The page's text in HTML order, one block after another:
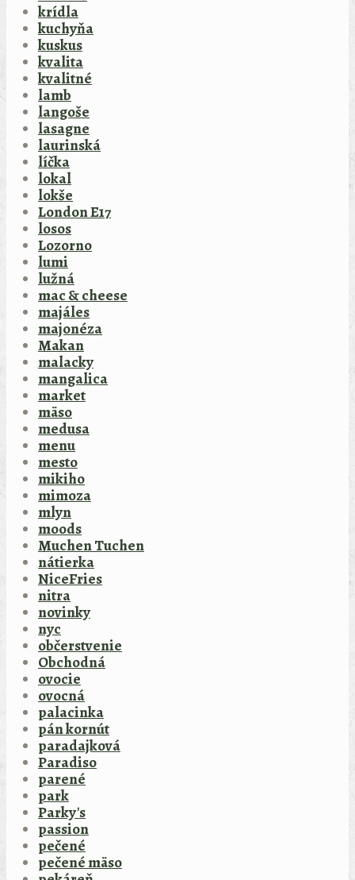
krídla
kuchyňa
kuskus
kvalita
kvalitné
lamb
langoše
lasagne
laurinská
líčka
lokal
lokše
London E17
losos
Lozorno
lumi
lužná
mac & cheese
majáles
majonéza
Makan
malacky
mangalica
market
mäso
medusa
menu
mesto
mikiho
mimoza
mlyn
moods
Muchen Tuchen
nátierka
NiceFries
nitra
novinky
nyc
občerstvenie
Obchodná
ovocie
ovocná
palacinka
pán kornút
paradajková
Paradiso
parené
park
Parky's
passion
pečené
pečené mäso